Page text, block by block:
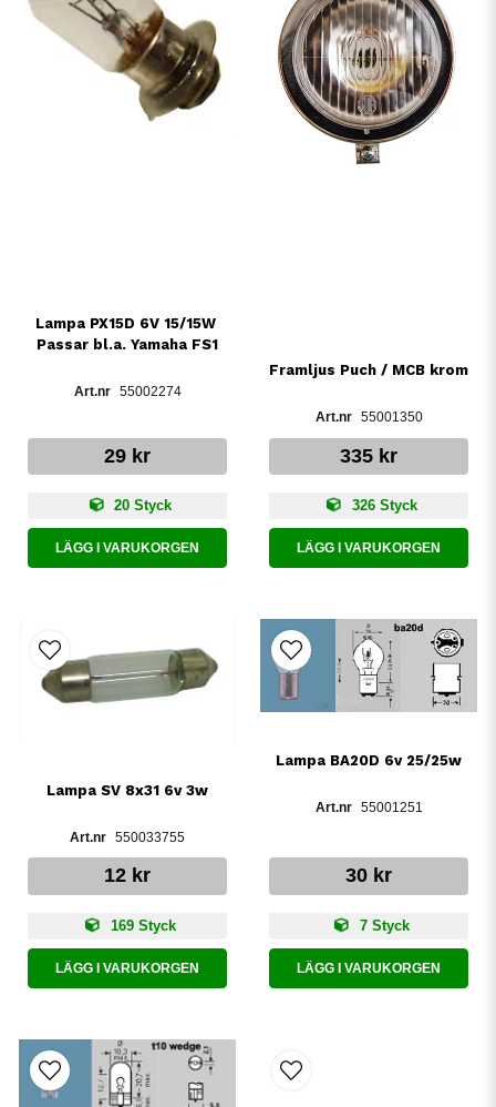
Lampa PX15D 6V 15/15W 
Passar bl.a. Yamaha FS1
55002274
29 kr
20 Styck
LÄGG I VARUKORGEN
Framljus Puch / MCB krom
55001350
335 kr
326 Styck
LÄGG I VARUKORGEN
Lampa SV 8x31 6v 3w
550033755
12 kr
169 Styck
LÄGG I VARUKORGEN
Lampa BA20D 6v 25/25w
55001251
30 kr
7 Styck
LÄGG I VARUKORGEN